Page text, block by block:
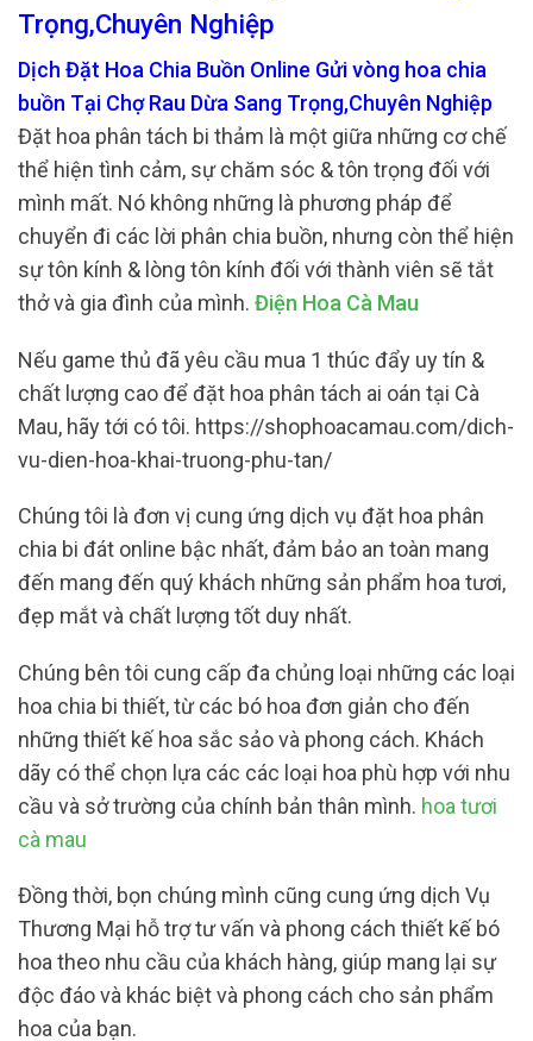
Trọng,Chuyên Nghiệp
Dịch Đặt Hoa Chia Buồn Online Gửi vòng hoa chia
buồn Tại Chợ Rau Dừa Sang Trọng,Chuyên Nghiệp
Đặt hoa phân tách bi thảm là một giữa những cơ chế
thể hiện tình cảm, sự chăm sóc & tôn trọng đối với
mình mất. Nó không những là phương pháp để
chuyển đi các lời phân chia buồn, nhưng còn thể hiện
sự tôn kính & lòng tôn kính đối với thành viên sẽ tắt
thở và gia đình của mình. Điện Hoa Cà Mau
Nếu game thủ đã yêu cầu mua 1 thúc đẩy uy tín &
chất lượng cao để đặt hoa phân tách ai oán tại Cà
Mau, hãy tới có tôi. https://shophoacamau.com/dich-
vu-dien-hoa-khai-truong-phu-tan/
Chúng tôi là đơn vị cung ứng dịch vụ đặt hoa phân
chia bi đát online bậc nhất, đảm bảo an toàn mang
đến mang đến quý khách những sản phẩm hoa tươi,
đẹp mắt và chất lượng tốt duy nhất.
Chúng bên tôi cung cấp đa chủng loại những các loại
hoa chia bi thiết, từ các bó hoa đơn giản cho đến
những thiết kế hoa sắc sảo và phong cách. Khách
dãy có thể chọn lựa các các loại hoa phù hợp với nhu
cầu và sở trường của chính bản thân mình. hoa tươi
cà mau
Đồng thời, bọn chúng mình cũng cung ứng dịch Vụ
Thương Mại hỗ trợ tư vấn và phong cách thiết kế bó
hoa theo nhu cầu của khách hàng, giúp mang lại sự
độc đáo và khác biệt và phong cách cho sản phẩm
hoa của bạn.